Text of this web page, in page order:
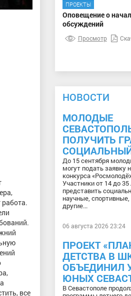
все
ПРОЕКТЫ
Оповещение о
обсуждений
Просмотр
НОВОСТИ
МОЛОДЫЕ
ПОЛУЧИТЬ
До 15 сентября
могут подать заявку
конкурса
Участники от 14 до 35
представить
научные,
другие...
06 августа 2026 23:24
ПРОЕКТ
ДЕТСТВА В
ОБЪЕДИНИЛ
ЮНЫХ
В Севастополе